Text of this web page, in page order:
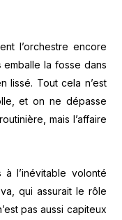
l’orchestre encore
emballe la fosse dans
lissé. Tout cela n’est
et on ne dépasse
mais l’affaire
à l’inévitable volonté
qui assurait le rôle
pas aussi capiteux